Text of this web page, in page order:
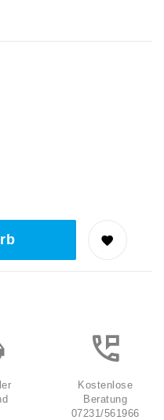
Kostenlose
Beratung
07231/561966